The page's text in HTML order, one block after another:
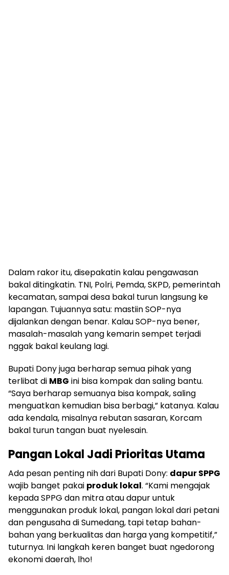
Dalam rakor itu, disepakatin kalau pengawasan
bakal ditingkatin. TNI, Polri, Pemda, SKPD, pemerintah
kecamatan, sampai desa bakal turun langsung ke
lapangan. Tujuannya satu: mastiin SOP-nya
dijalankan dengan benar. Kalau SOP-nya bener,
masalah-masalah yang kemarin sempet terjadi
nggak bakal keulang lagi.
Bupati Dony juga berharap semua pihak yang
terlibat di MBG ini bisa kompak dan saling bantu.
“Saya berharap semuanya bisa kompak, saling
menguatkan kemudian bisa berbagi,” katanya. Kalau
ada kendala, misalnya rebutan sasaran, Korcam
bakal turun tangan buat nyelesain.
Pangan Lokal Jadi Prioritas Utama
Ada pesan penting nih dari Bupati Dony: dapur SPPG
wajib banget pakai produk lokal. “Kami mengajak
kepada SPPG dan mitra atau dapur untuk
menggunakan produk lokal, pangan lokal dari petani
dan pengusaha di Sumedang, tapi tetap bahan-
bahan yang berkualitas dan harga yang kompetitif,”
tuturnya. Ini langkah keren banget buat ngedorong
ekonomi daerah, lho!